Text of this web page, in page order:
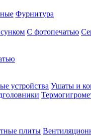
Фурнитура
С фотопечатью
устройства Ушаты и
плиты